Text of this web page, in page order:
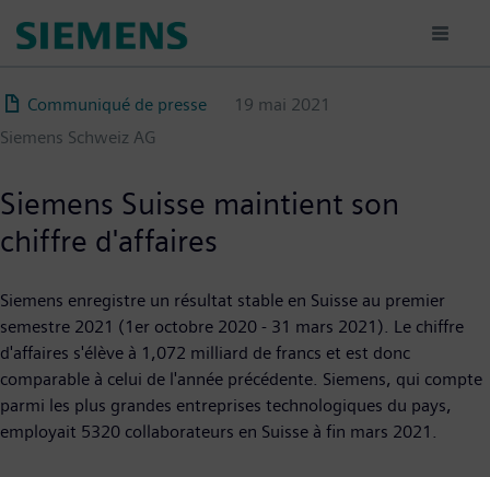
au
principal
Communiqué de presse
19 mai 2021
Siemens Schweiz AG
Siemens Suisse maintient son
chiffre d'affaires
Siemens enregistre un résultat stable en Suisse au premier
semestre 2021 (1er octobre 2020 - 31 mars 2021). Le chiffre
d'affaires s'élève à 1,072 milliard de francs et est donc
comparable à celui de l'année précédente. Siemens, qui compte
parmi les plus grandes entreprises technologiques du pays,
employait 5320 collaborateurs en Suisse à fin mars 2021.